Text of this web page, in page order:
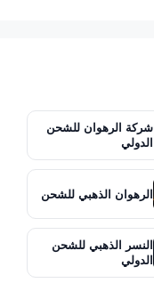
شركة الرهوان للشحن
الدولي
الرهوان الذهبي للشحن
النسر الذهبي للشحن
الدولي